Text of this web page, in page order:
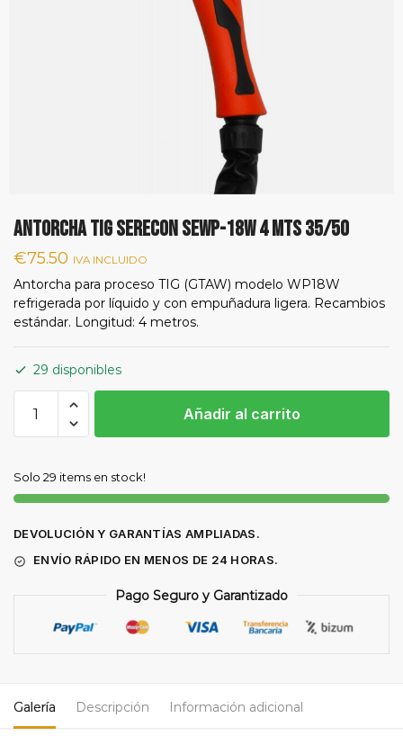
ANTORCHA TIG SERECON SEWP-18W 4 MTS 35/50
€75.50 IVA INCLUIDO
Antorcha para proceso TIG (GTAW) modelo WP18W
refrigerada por líquido y con empuñadura ligera. Recambios
estándar. Longitud: 4 metros.
29 disponibles
ANTORCHA
18W
4
MTS
cantidad
Añadir al carrito
Solo 29 items en stock!
DEVOLUCIÓN Y GARANTÍAS AMPLIADAS.
ENVÍO RÁPIDO EN MENOS DE 24 HORAS.
Pago Seguro y Garantizado
Galería Descripción Información adicional